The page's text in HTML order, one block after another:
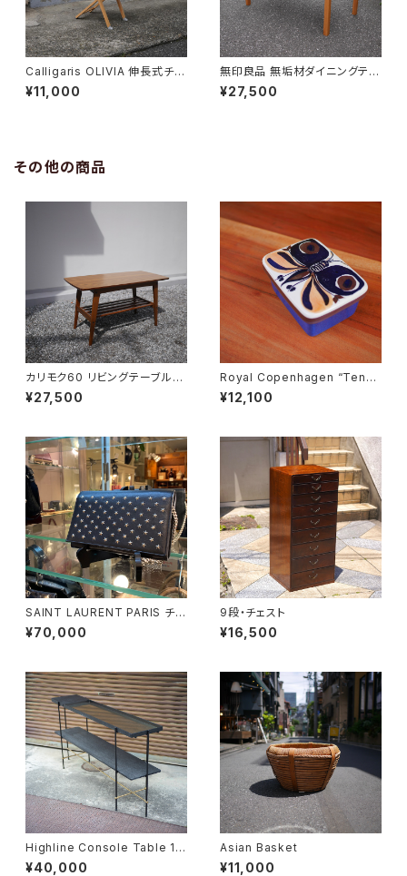
Calligaris OLIVIA 伸長式チェ
ア
¥11,000
無印良品 無垢材ダイニングテー
ブル
¥27,500
その他の商品
カリモク60 リビングテーブル
小
¥27,500
Royal Copenhagen “Tener
a” Butter Case
¥12,100
SAINT LAURENT PARIS チェ
ーンショルダーウォレット
¥70,000
9段・チェスト
¥16,500
Highline Console Table 18
0
¥40,000
Asian Basket
¥11,000